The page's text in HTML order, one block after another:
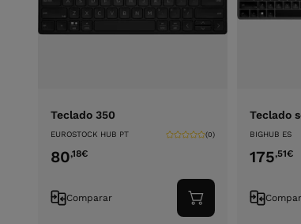
Teclado 350
EUROSTOCK HUB PT (0)
80,18€
Comparar
Adicionar
ao
Teclado
BIGHUB ES
175,51€